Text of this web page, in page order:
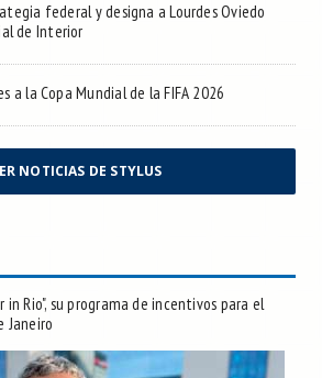
federal y designa a Lourdes Oviedo
de Interior
a la Copa Mundial de la FIFA 2026
NOTICIAS DE STYLUS
in Rio", su programa de incentivos para el
Janeiro